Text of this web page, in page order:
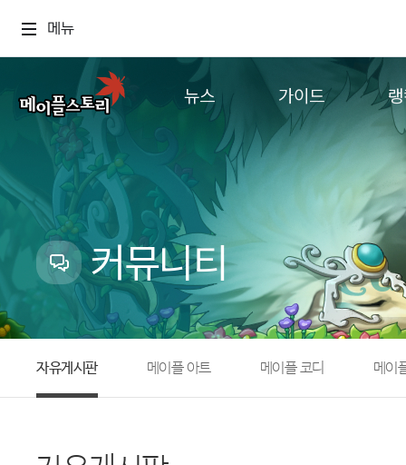
메뉴
뉴스
업데이트
이벤트
캐시샵 공지
메이플 알림판
with maple
가이드
추가정보
컨텐
커뮤니티
자유게시판 메이플 아트 메이플 코디 메이